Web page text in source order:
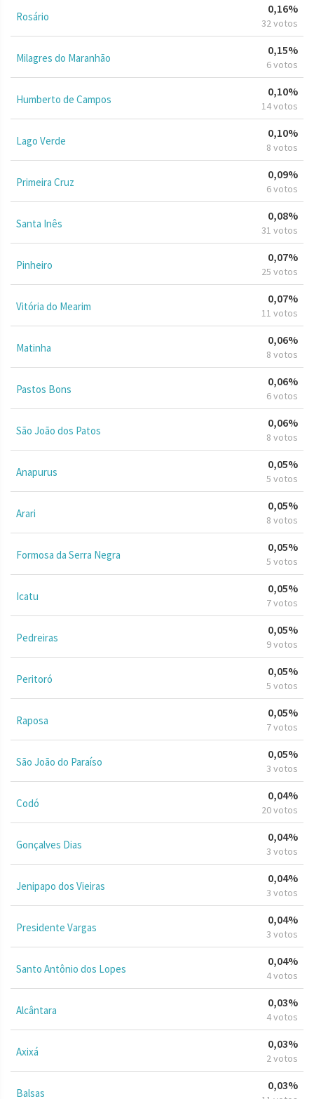
Rosário
0,16%
32 votos
Milagres do Maranhão
0,15%
6 votos
Humberto de Campos
0,10%
14 votos
Lago Verde
0,10%
8 votos
Primeira Cruz
0,09%
6 votos
Santa Inês
0,08%
31 votos
Pinheiro
0,07%
25 votos
Vitória do Mearim
0,07%
11 votos
Matinha
0,06%
8 votos
Pastos Bons
0,06%
6 votos
São João dos Patos
0,06%
8 votos
Anapurus
0,05%
5 votos
Arari
0,05%
8 votos
Formosa da Serra Negra
0,05%
5 votos
Icatu
0,05%
7 votos
Pedreiras
0,05%
9 votos
Peritoró
0,05%
5 votos
Raposa
0,05%
7 votos
São João do Paraíso
0,05%
3 votos
Codó
0,04%
20 votos
Gonçalves Dias
0,04%
3 votos
Jenipapo dos Vieiras
0,04%
3 votos
Presidente Vargas
0,04%
3 votos
Santo Antônio dos Lopes
0,04%
4 votos
Alcântara
0,03%
4 votos
Axixá
0,03%
2 votos
Balsas
0,03%